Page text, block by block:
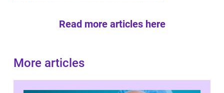
Read more articles here
More articles